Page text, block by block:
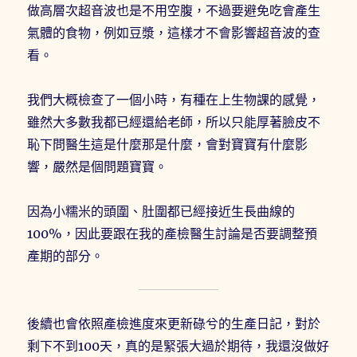
做高層次超音波也是不用空腹，不過要避免吃會產生
氣體的食物，例如豆漿，這樣才不會影響超音波的查
看。
我們大概檢查了一個小時，有種在上生物課的感覺，
雖然大多數我都已經還給老師，所以只能厚著臉皮不
恥下問醫生這是什麼那是什麼，會對寶寶有什麼影
響，嚴然是個問題寶寶。
因為小糯米的頭圍、肚圍都已經接近生長曲線的
100%，因此要跟在我的產檢醫生討論是否要調整預
產期的部分。
後續也會依照產檢進度來更新碌兮的生產日記，對於
剩下不到100天，真的是緊張大過於期待，我還沒做好